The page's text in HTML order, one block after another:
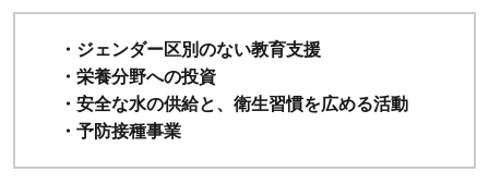
・ジェンダー区別のない教育支援
・栄養分野への投資
・安全な水の供給と、衛生習慣を広める活動
・予防接種事業